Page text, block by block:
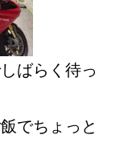
ばらく待っ
でちょっと